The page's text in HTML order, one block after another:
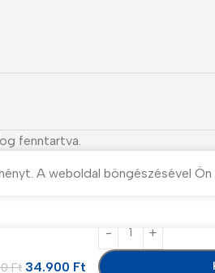
fenntartva.
A weboldal böngészésével
Ft 34.900 Ft